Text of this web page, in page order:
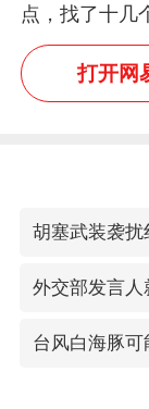
点，找了十几
开门：午休到
打开网